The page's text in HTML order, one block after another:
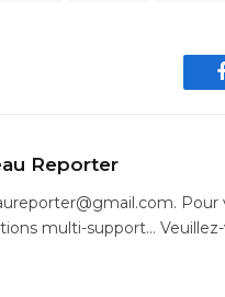
Reporter
multi-support…